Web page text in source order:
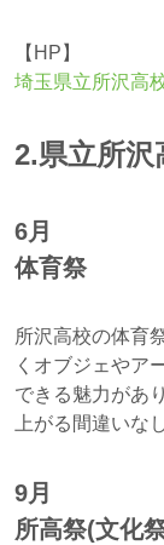
【HP】
埼玉県立所沢高
2.県立所沢
6月
体育祭
所沢高校の体育
くオブジェやア
できる魅力があ
上がる間違いな
9月
所高祭(文化